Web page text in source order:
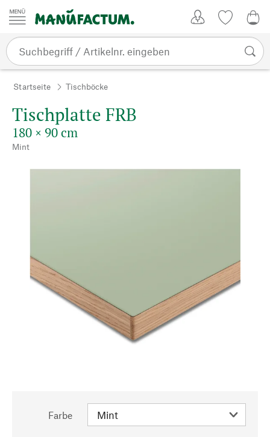
Zum Inhalt springen
Startseite Tischböcke
Tischplatte FRB
180 × 90 cm
Mint
Farbe